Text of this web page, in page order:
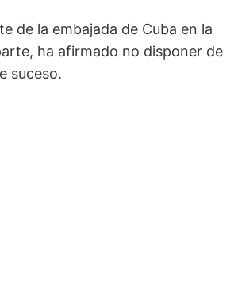
de la embajada de Cuba en la
ha afirmado no disponer de
suceso.